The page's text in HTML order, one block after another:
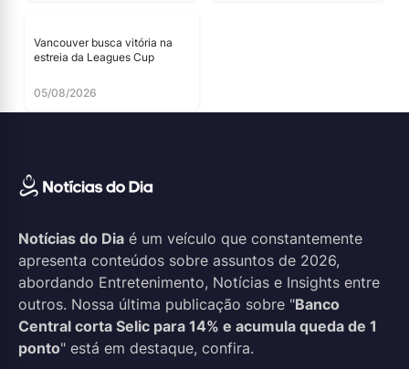
Vancouver busca vitória na
estreia da Leagues Cup
05/08/2026
Notícias do Dia é um veículo que constantemente
apresenta conteúdos sobre assuntos de 2026,
abordando Entretenimento, Notícias e Insights entre
outros. Nossa última publicação sobre "Banco
Central corta Selic para 14% e acumula queda de 1
ponto" está em destaque, confira.